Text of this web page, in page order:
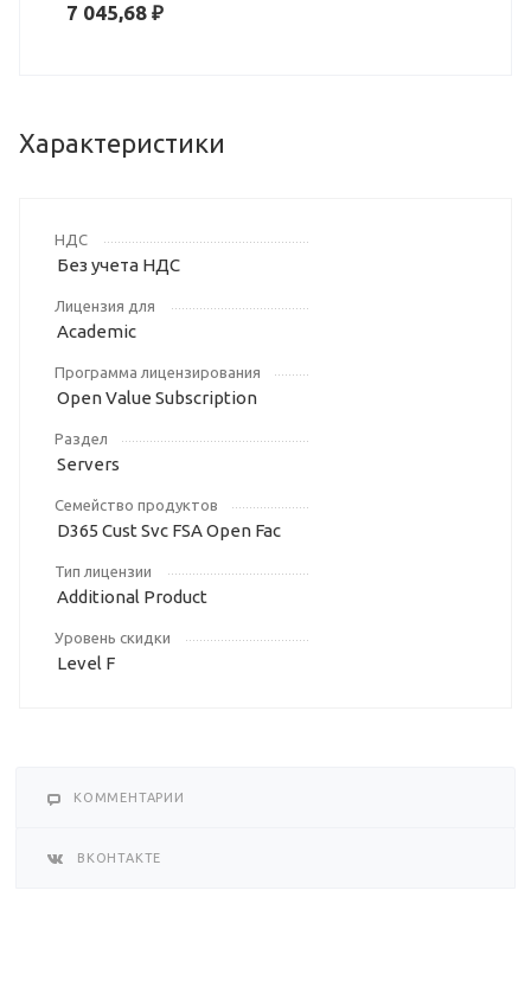
7 045,68 ₽
Характеристики
НДС
Без учета НДС
Лицензия для
Academic
Программа лицензирования
Open Value Subscription
Раздел
Servers
Семейство продуктов
D365 Cust Svc FSA Open Fac
Тип лицензии
Additional Product
Уровень скидки
Level F
КОММЕНТАРИИ
ВКОНТАКТЕ